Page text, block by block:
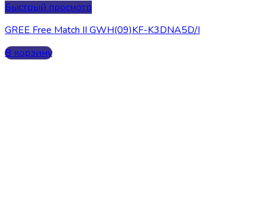
Быстрый просмотр
GREE Free Match II GWH(09)KF-K3DNA5D/I
В корзину